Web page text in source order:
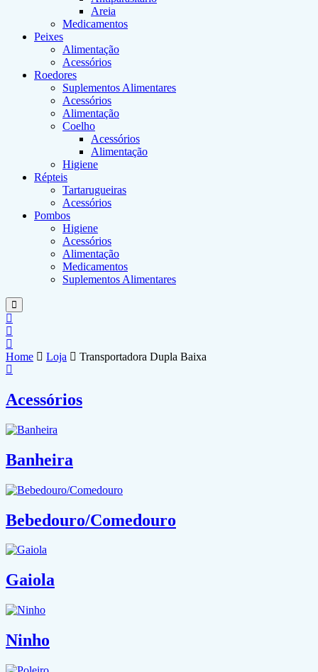
Areia
Medicamentos
Peixes
Alimentação
Acessórios
Roedores
Suplementos Alimentares
Acessórios
Alimentação
Coelho
Acessórios
Alimentação
Higiene
Répteis
Tartarugueiras
Acessórios
Pombos
Higiene
Acessórios
Alimentação
Medicamentos
Suplementos Alimentares
Home Loja Transportadora Dupla Baixa
Acessórios
Banheira
Bebedouro/Comedouro
Gaiola
Ninho